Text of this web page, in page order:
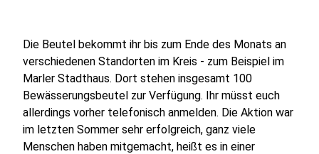
Die Beutel bekommt ihr bis zum Ende des Monats an
verschiedenen Standorten im Kreis - zum Beispiel im
Marler Stadthaus. Dort stehen insgesamt 100
Bewässerungsbeutel zur Verfügung. Ihr müsst euch
allerdings vorher telefonisch anmelden. Die Aktion war
im letzten Sommer sehr erfolgreich, ganz viele
Menschen haben mitgemacht, heißt es in einer